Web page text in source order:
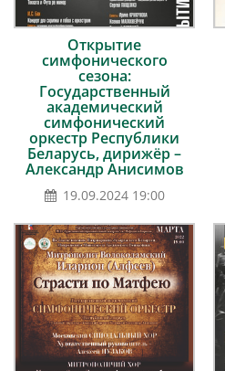
Открытие
симфонического
сезона:
Государственный
академический
симфонический
оркестр Республики
Беларусь, дирижёр –
Александр Анисимов
19.09.2024 19:00